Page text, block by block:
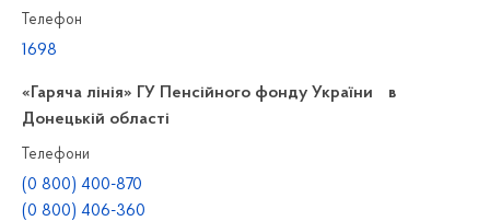
Телефон
1698
«Гаряча лінія» ГУ Пенсійного фонду України в
Донецькій області
Телефони
(0 800) 400-870
(0 800) 406-360